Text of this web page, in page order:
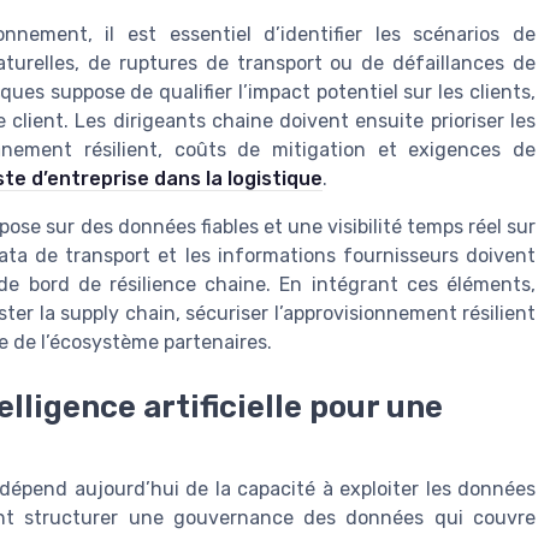
il est essentiel d’identifier les scénarios de
de ruptures de transport ou de défaillances de
suppose de qualifier l’impact potentiel sur les clients,
client. Les dirigeants chaine doivent ensuite prioriser les
résilient, coûts de mitigation et exigences de
d’entreprise dans la logistique.
sur des données fiables et une visibilité temps réel sur
de transport et les informations fournisseurs doivent
bord de résilience chaine. En intégrant ces éléments,
la supply chain, sécuriser l’approvisionnement résilient
de l’écosystème partenaires.
artificielle pour une
aujourd’hui de la capacité à exploiter les données
structurer une gouvernance des données qui couvre